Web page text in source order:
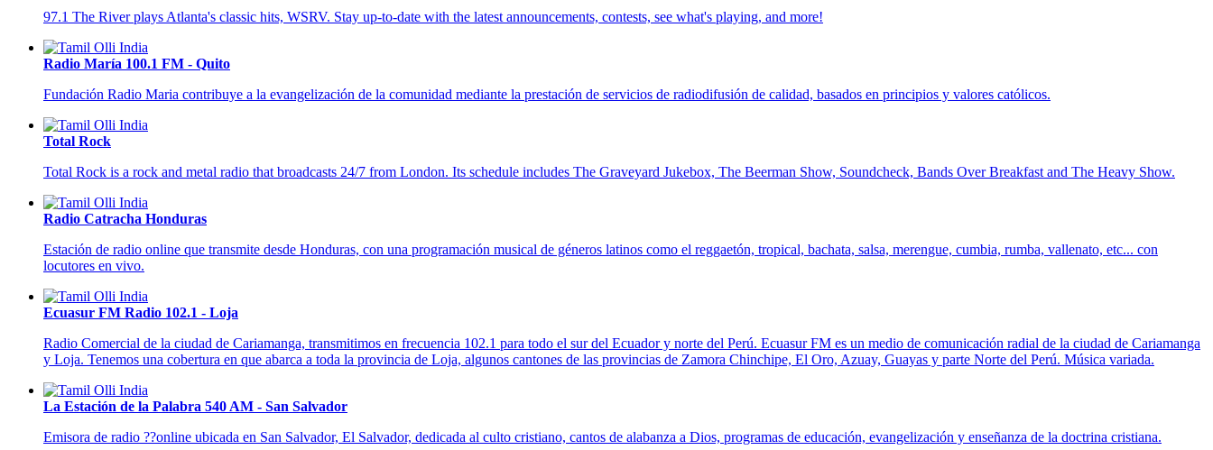
97.1 The River plays Atlanta's classic hits, WSRV. Stay up-to-date with the latest announcements, contests, see what's playing, and more!
Radio María 100.1 FM - Quito
Fundación Radio Maria contribuye a la evangelización de la comunidad mediante la prestación de servicios de radiodifusión de calidad, basados en principios y valores católicos.
Total Rock
Total Rock is a rock and metal radio that broadcasts 24/7 from London. Its schedule includes The Graveyard Jukebox, The Beerman Show, Soundcheck, Bands Over Breakfast and The Heavy Show.
Radio Catracha Honduras
Estación de radio online que transmite desde Honduras, con una programación musical de géneros latinos como el reggaetón, tropical, bachata, salsa, merengue, cumbia, rumba, vallenato, etc... con
locutores en vivo.
Ecuasur FM Radio 102.1 - Loja
Radio Comercial de la ciudad de Cariamanga, transmitimos en frecuencia 102.1 para todo el sur del Ecuador y norte del Perú. Ecuasur FM es un medio de comunicación radial de la ciudad de Cariamanga
y Loja. Tenemos una cobertura en que abarca a toda la provincia de Loja, algunos cantones de las provincias de Zamora Chinchipe, El Oro, Azuay, Guayas y parte Norte del Perú. Música variada.
La Estación de la Palabra 540 AM - San Salvador
Emisora de radio ??online ubicada en San Salvador, El Salvador, dedicada al culto cristiano, cantos de alabanza a Dios, programas de educación, evangelización y enseñanza de la doctrina cristiana.